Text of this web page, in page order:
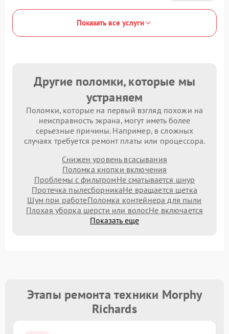
Показать все услуги
Другие поломки, которые мы
устраняем
Поломки, которые на первый взгляд похожи на
неисправность экрана, могут иметь более
серьезные причины. Например, в сложных
случаях требуется ремонт платы или процессора.
Снижен уровень всасывания
Поломка кнопки включения
Проблемы с фильтромНе сматывается шнур
Протечка пылесборникаНе вращается щетка
Шум при работеПоломка контейнера для пыли
Плохая уборка шерсти или волосНе включается
Показать еще
Этапы ремонта техники Morphy
Richards